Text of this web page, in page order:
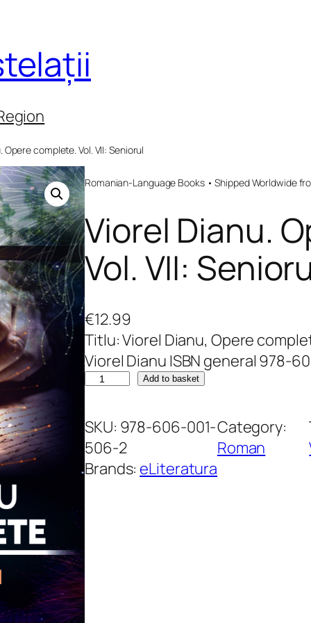
Opere complete. Vol. VII: Seniorul
Romanian-Language Books • Shipped Worldwide
Viorel Dianu.
Vol. VII:
€12.99
Titlu: Viorel Dianu, Opere
Viorel Dianu ISBN general 978-
V
o
r
e
a
n
u
Add to basket
SKU: 978-606-001-
506-2
Category:
Roman
Brands: eLiteratura